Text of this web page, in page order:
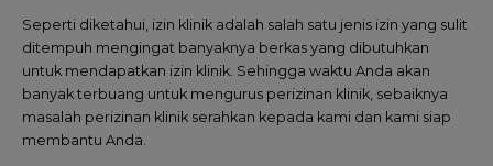
Seperti diketahui, izin klinik adalah salah satu jenis izin yang sulit
ditempuh mengingat banyaknya berkas yang dibutuhkan
untuk mendapatkan izin klinik. Sehingga waktu Anda akan
banyak terbuang untuk mengurus perizinan klinik, sebaiknya
masalah perizinan klinik serahkan kepada kami dan kami siap
membantu Anda.